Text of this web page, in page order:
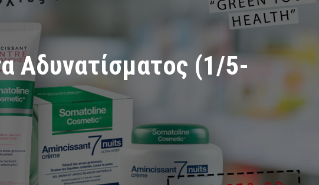
Αδυνατίσματος (1/5-